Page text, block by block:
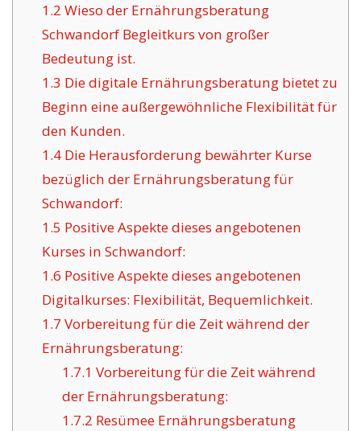
1.2 Wieso der Ernährungsberatung
Schwandorf Begleitkurs von großer
Bedeutung ist.
1.3 Die digitale Ernährungsberatung bietet zu
Beginn eine außergewöhnliche Flexibilität für
den Kunden.
1.4Die Herausforderung bewährter Kurse
bezüglich der Ernährungsberatung für
Schwandorf:
1.5 Positive Aspekte dieses angebotenen
Kurses in Schwandorf:
1.6 Positive Aspekte dieses angebotenen
Digitalkurses: Flexibilität, Bequemlichkeit.
1.7 Vorbereitung für die Zeit während der
Ernährungsberatung:
1.7.1 Vorbereitung für die Zeit während
der Ernährungsberatung:
1.7.2 Resümee Ernährungsberatung